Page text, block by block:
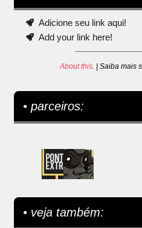
Adicione seu link aqui!
Add your link here!
About this. | Saiba mais
• parceiros:
• veja também: